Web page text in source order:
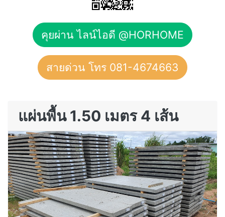
คุยผ่าน ไลน์ไอดี @HORHOME
สายด่วน โทร 081-4674663
แผ่นพื้น 1.50 เมตร 4 เส้น